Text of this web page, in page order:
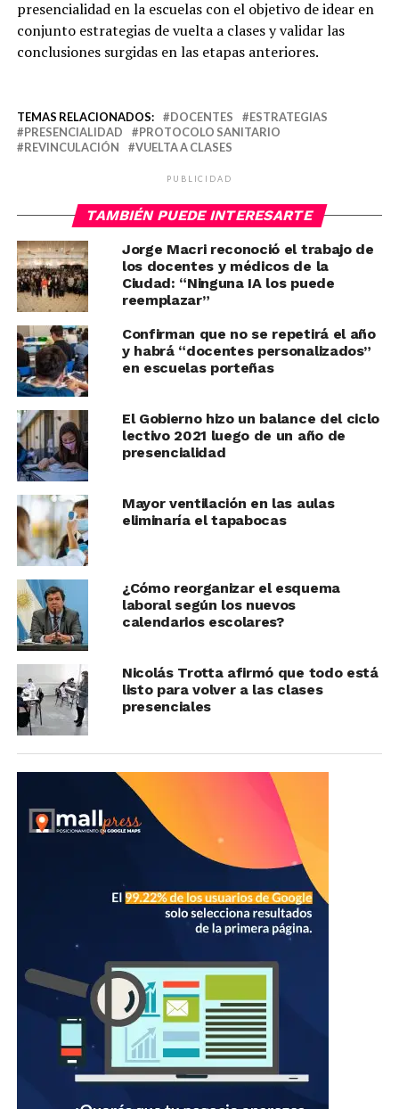
presencialidad en la escuelas con el objetivo de idear en
conjunto estrategias de vuelta a clases y validar las
conclusiones surgidas en las etapas anteriores.
TEMAS RELACIONADOS: DOCENTES
ESTRATEGIAS
PRESENCIALIDAD
PROTOCOLO SANITARIO
REVINCULACIÓN
VUELTA A CLASES
PUBLICIDAD
TAMBIÉN PUEDE INTERESARTE
Jorge Macri reconoció el trabajo de
los docentes y médicos de la
Ciudad: “Ninguna IA los puede
reemplazar”
Confirman que no se repetirá el año
y habrá “docentes personalizados”
en escuelas porteñas
El Gobierno hizo un balance del ciclo
lectivo 2021 luego de un año de
presencialidad
Mayor ventilación en las aulas
eliminaría el tapabocas
¿Cómo reorganizar el esquema
laboral según los nuevos
calendarios escolares?
Nicolás Trotta afirmó que todo está
listo para volver a las clases
presenciales